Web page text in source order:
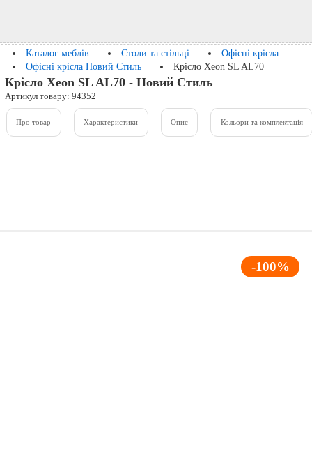
Каталог меблів Столи та стільці
Офісні крісла
Офісні крісла Новий Стиль
Крісло Xeon SL AL70
Крісло Xeon SL AL70 - Новий Стиль
Артикул товару: 94352
Про товар Характеристики Опис Кольори та комплектація
-100%